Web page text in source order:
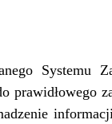
Systemu
prawidłowego